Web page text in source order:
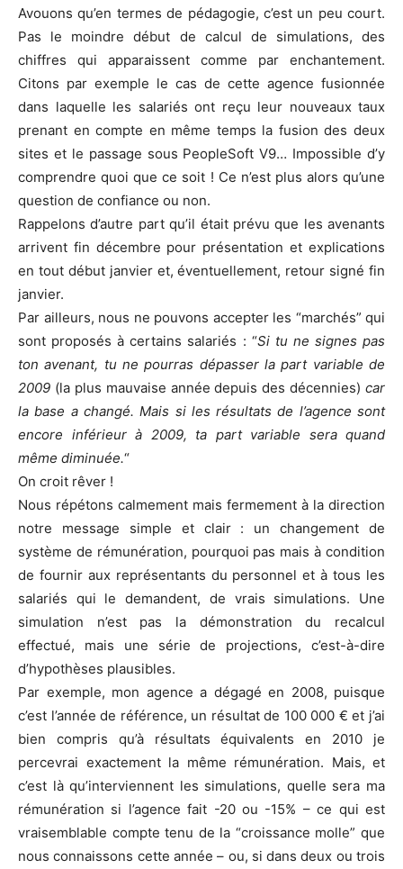
Avouons qu’en termes de pédagogie, c’est un peu court.
Pas le moindre début de calcul de simulations, des
chiffres qui apparaissent comme par enchantement.
Citons par exemple le cas de cette agence fusionnée
dans laquelle les salariés ont reçu leur nouveaux taux
prenant en compte en même temps la fusion des deux
sites et le passage sous PeopleSoft V9… Impossible d’y
comprendre quoi que ce soit ! Ce n’est plus alors qu’une
question de confiance ou non.
Rappelons d’autre part qu’il était prévu que les avenants
arrivent fin décembre pour présentation et explications
en tout début janvier et, éventuellement, retour signé fin
janvier.
Par ailleurs, nous ne pouvons accepter les “marchés” qui
sont proposés à certains salariés : “Si tu ne signes pas
ton avenant, tu ne pourras dépasser la part variable de
2009 (la plus mauvaise année depuis des décennies) car
la base a changé. Mais si les résultats de l’agence sont
encore inférieur à 2009, ta part variable sera quand
même diminuée.“
On croit rêver !
Nous répétons calmement mais fermement à la direction
notre message simple et clair : un changement de
système de rémunération, pourquoi pas mais à condition
de fournir aux représentants du personnel et à tous les
salariés qui le demandent, de vrais simulations. Une
simulation n’est pas la démonstration du recalcul
effectué, mais une série de projections, c’est-à-dire
d’hypothèses plausibles.
Par exemple, mon agence a dégagé en 2008, puisque
c’est l’année de référence, un résultat de 100 000 € et j’ai
bien compris qu’à résultats équivalents en 2010 je
percevrai exactement la même rémunération. Mais, et
c’est là qu’interviennent les simulations, quelle sera ma
rémunération si l’agence fait -20 ou -15% – ce qui est
vraisemblable compte tenu de la “croissance molle” que
nous connaissons cette année – ou, si dans deux ou trois